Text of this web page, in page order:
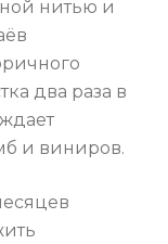
нитью и
два раза в
и виниров.